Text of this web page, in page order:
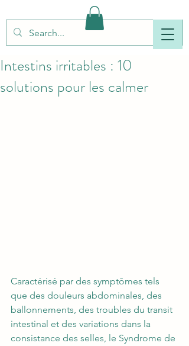
Intestins irritables : 10
solutions pour les calmer
Caractérisé par des symptômes tels
que des douleurs abdominales, des
ballonnements, des troubles du transit
intestinal et des variations dans la
consistance des selles, le Syndrome de